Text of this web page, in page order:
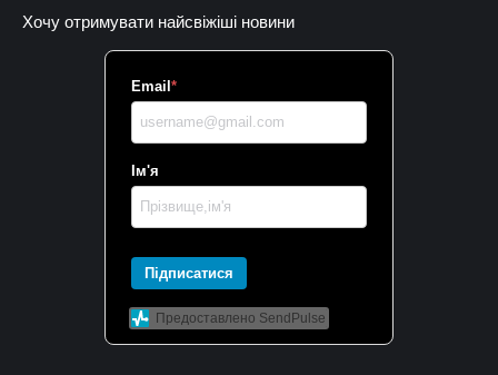
Хочу отримувати найсвіжіші новини
Email *
Ім'я
Підписатися
Предоставлено SendPulse